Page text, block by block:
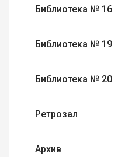
Библиотека № 16
Библиотека № 19
Библиотека № 20
Ретрозал
Архив